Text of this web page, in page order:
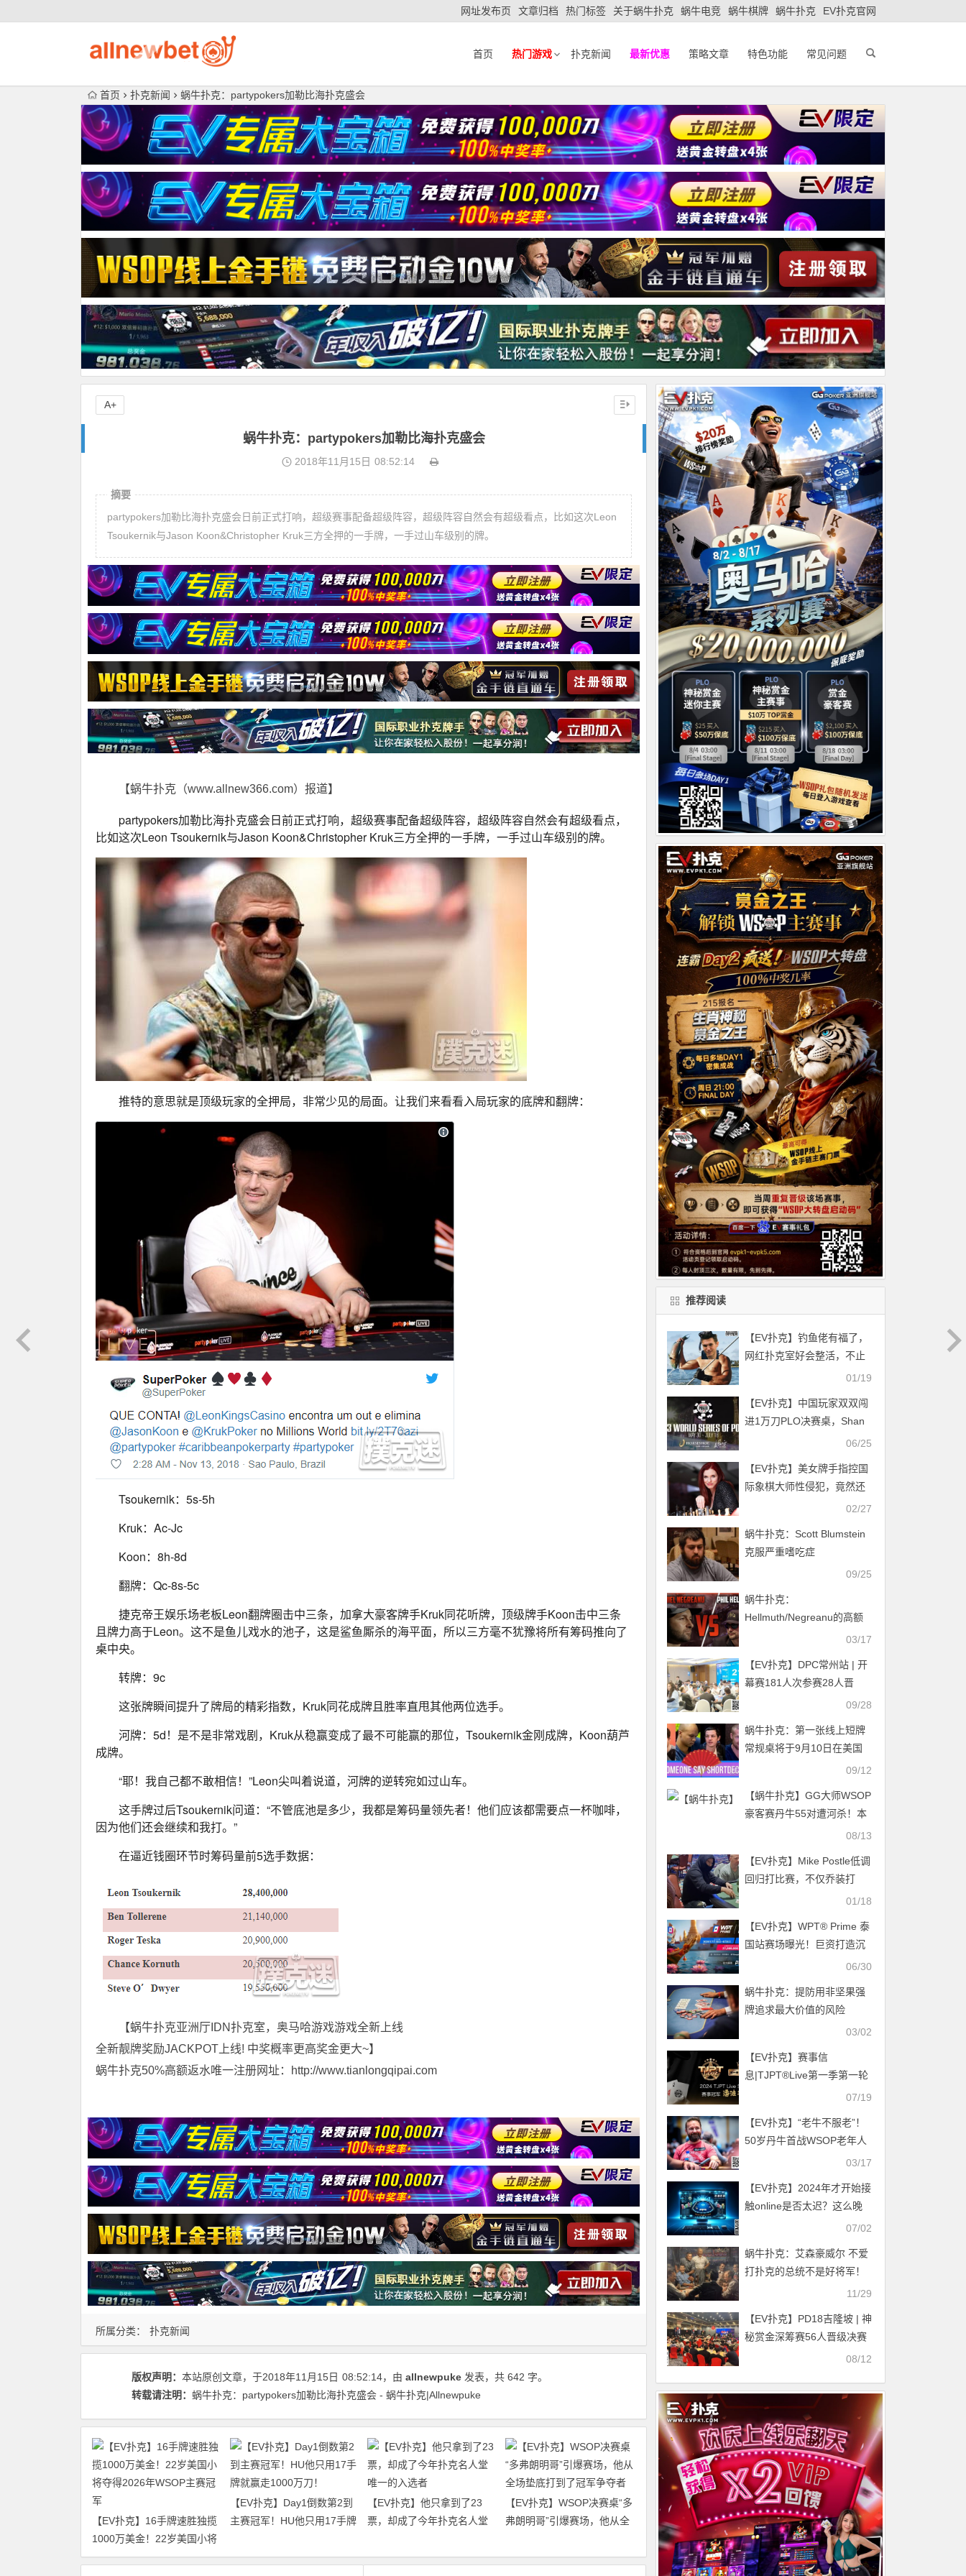
网址发布页 文章归档 热门标签 关于蜗牛扑克 蜗牛电竞 蜗牛棋牌 蜗牛扑克 EV扑克官网
首页 热门游戏 扑克新闻 最新优惠 策略文章 特色功能 常见问题
首页 扑克新闻 蜗牛扑克：partypokers加勒比海扑克盛会
蜗牛扑克：partypokers加勒比海扑克盛会
2018年11月15日 08:52:14
摘要
partypokers加勒比海扑克盛会日前正式打响，超级赛事配备超级阵容，超级阵容自然会有超级看点，比如这次Leon
Tsoukernik与Jason Koon&Christopher Kruk三方全押的一手牌，一手过山车级别的牌。
【蜗牛扑克（www.allnew366.com）报道】
partypokers加勒比海扑克盛会日前正式打响，超级赛事配备超级阵容，超级阵容自然会有超级看点，
比如这次Leon Tsoukernik与Jason Koon&Christopher Kruk三方全押的一手牌，一手过山车级别的牌。
推特的意思就是顶级玩家的全押局，非常少见的局面。让我们来看看入局玩家的底牌和翻牌：
Tsoukernik：5s-5h
Kruk：Ac-Jc
Koon：8h-8d
翻牌：Qc-8s-5c
捷克帝王娱乐场老板Leon翻牌圈击中三条，加拿大豪客牌手Kruk同花听牌，顶级牌手Koon击中三条
且牌力高于Leon。这不是鱼儿戏水的池子，这是鲨鱼厮杀的海平面，所以三方毫不犹豫将所有筹码推向了
桌中央。
转牌：9c
这张牌瞬间提升了牌局的精彩指数，Kruk同花成牌且胜率直甩其他两位选手。
河牌：5d！是不是非常戏剧，Kruk从稳赢变成了最不可能赢的那位，Tsoukernik金刚成牌，Koon葫芦
成牌。
“耶！我自己都不敢相信！”Leon尖叫着说道，河牌的逆转宛如过山车。
这手牌过后Tsoukernik问道：“不管底池是多少，我都是筹码量领先者！他们应该都需要点一杯咖啡，
因为他们还会继续和我打。”
在逼近钱圈环节时筹码量前5选手数据：
【蜗牛扑克亚洲厅IDN扑克室，奥马哈游戏游戏全新上线
全新靓牌奖励JACKPOT上线! 中奖概率更高奖金更大~】
蜗牛扑克50%高额返水唯一注册网址：http://www.tianlongqipai.com
A+
所属分类： 扑克新闻
版权声明： 本站原创文章，于2018年11月15日 08:52:14，由 allnewpuke 发表，共 642 字。
转载请注明： 蜗牛扑克：partypokers加勒比海扑克盛会 - 蜗牛扑克|Allnewpuke
【EV扑克】16手牌速胜独揽
1000万美金！22岁美国小将
夺得2026年WSOP主赛冠军
【EV扑克】Day1倒数第2到
主赛冠军！HU他只用17手牌
【EV扑克】他只拿到了23
票，却成了今年扑克名人堂
【EV扑克】WSOP决赛桌“多
弗朗明哥”引爆赛场，他从全
推荐阅读
【EV扑克】钓鱼佬有福了，
网红扑克室好会整活，不止
比赛打扑克，还比钓鱼和打
01/19
【EV扑克】中国玩家双双闯
进1万刀PLO决赛桌，Shan
Peng 第五，Ren Lin 第八06/25
【EV扑克】美女牌手指控国
际象棋大师性侵犯，竟然还
02/27
蜗牛扑克：Scott Blumstein
克服严重嗜吃症
09/25
蜗牛扑克：
Hellmuth/Negreanu的高额
03/17
【EV扑克】DPC常州站 | 开
幕赛181人次参赛28人晋
级，李靖晶斩获DPC常州站
09/28
蜗牛扑克：第一张线上短牌
常规桌将于9月10日在美国
09/12
【蜗牛扑克】GG大师WSOP
豪客赛丹牛55对遭河杀！本
周中国时区赛抓紧夺金机会
08/13
【EV扑克】Mike Postle低调
回归打比赛，不仅乔装打
01/18
【EV扑克】WPT® Prime 泰
国站赛场曝光！巨资打造沉
06/30
蜗牛扑克：​提防用非坚果强
牌追求最大价值的风险
03/02
【EV扑克】赛事信
息|TJPT®Live第一季第一轮
第四场在线海选赛冠军诞07/19
【EV扑克】“老牛不服老”！
50岁丹牛首战WSOP老年人
赛，目标是第八条金手链！
03/17
【EV扑克】2024年才开始接
触online是否太迟？这么晚
07/02
蜗牛扑克：艾森豪威尔 不爱
打扑克的总统不是好将军！
11/29
【EV扑克】PD18吉隆坡 | 神
秘赏金深筹赛56人晋级决赛
中国选手表现亮眼！两名国
08/12